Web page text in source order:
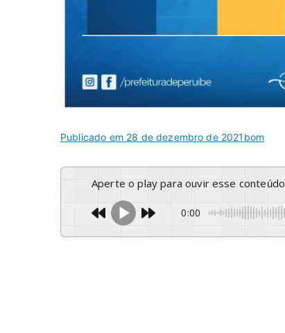
Publicado em 28 de dezembro de 2021 bom
Aperte o play para ouvir esse conteúdo
0:00